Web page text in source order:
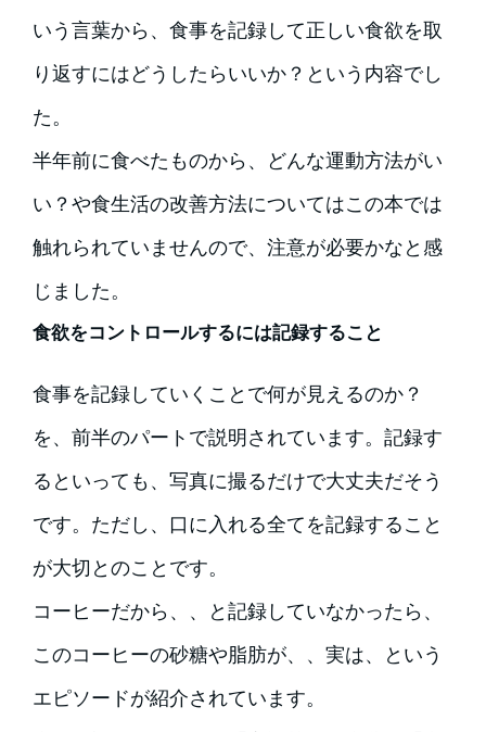
いう言葉から、食事を記録して正しい食欲を取
り返すにはどうしたらいいか？という内容でし
た。
半年前に食べたものから、どんな運動方法がい
い？や食生活の改善方法についてはこの本では
触れられていませんので、注意が必要かなと感
じました。
食欲をコントロールするには記録すること
食事を記録していくことで何が見えるのか？
を、前半のパートで説明されています。記録す
るといっても、写真に撮るだけで大丈夫だそう
です。ただし、口に入れる全てを記録すること
が大切とのことです。
コーヒーだから、、と記録していなかったら、
このコーヒーの砂糖や脂肪が、、実は、という
エピソードが紹介されています。